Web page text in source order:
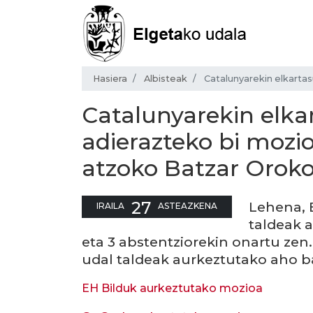
Hasiera Albisteak Catalunyarekin
Catalunyarekin
adierazteko bi
atzoko Batzar
IRAILA 27 ASTEAZKENA
Lehena,
taldeak
eta 3 abstentziorekin onartu
udal taldeak aurkeztutako aho
EH Bilduk aurkeztutako mozioa